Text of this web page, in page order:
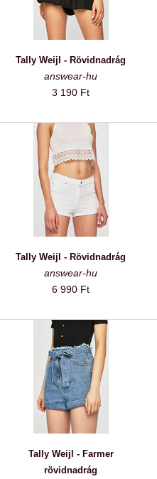
Tally Weijl - Rövidnadrág
answear-hu
3 190 Ft
Tally Weijl - Rövidnadrág
answear-hu
6 990 Ft
Tally Weijl - Farmer
rövidnadrág